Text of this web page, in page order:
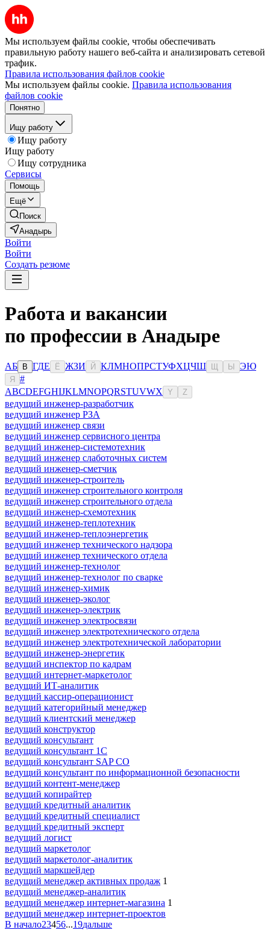
Мы используем файлы cookie, чтобы обеспечивать
правильную работу нашего веб-сайта и анализировать сетевой
трафик.
Правила использования файлов cookie
Мы используем файлы cookie. Правила использования
файлов cookie
Понятно
Ищу работу
Ищу работу
Ищу работу
Ищу сотрудника
Сервисы
Помощь
Ещё
Поиск
Анадырь
Войти
Войти
Создать резюме
Работа и вакансии
по профессии в Анадыре
АБ В ГДЕ Ё ЖЗИ Й КЛМНОПРСТУФХЦЧШ Ы ЭЮ
Я
#
ABCDEFGHIJKLMNOPQRSTUVWX Y Z
ведущий инженер-разработчик
ведущий инженер РЗА
ведущий инженер связи
ведущий инженер сервисного центра
ведущий инженер-системотехник
ведущий инженер слаботочных систем
ведущий инженер-сметчик
ведущий инженер-строитель
ведущий инженер строительного контроля
ведущий инженер строительного отдела
ведущий инженер-схемотехник
ведущий инженер-теплотехник
ведущий инженер-теплоэнергетик
ведущий инженер технического надзора
ведущий инженер технического отдела
ведущий инженер-технолог
ведущий инженер-технолог по сварке
ведущий инженер-химик
ведущий инженер-эколог
ведущий инженер-электрик
ведущий инженер электросвязи
ведущий инженер электротехнического отдела
ведущий инженер электротехнической лаборатории
ведущий инженер-энергетик
ведущий инспектор по кадрам
ведущий интернет-маркетолог
ведущий ИТ-аналитик
ведущий кассир-операционист
ведущий категорийный менеджер
ведущий клиентский менеджер
ведущий конструктор
ведущий консультант
ведущий консультант 1С
ведущий консультант SAP CO
ведущий консультант по информационной безопасности
ведущий контент-менеджер
ведущий копирайтер
ведущий кредитный аналитик
ведущий кредитный специалист
ведущий кредитный эксперт
ведущий логист
ведущий маркетолог
ведущий маркетолог-аналитик
ведущий маркшейдер
ведущий менеджер активных продаж 1
ведущий менеджер-аналитик
ведущий менеджер интернет-магазина 1
ведущий менеджер интернет-проектов
В начало23456...19дальше